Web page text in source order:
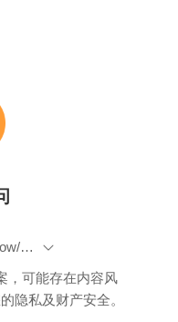
http://yixia.com/show/ufqJNk~W-cv6i57s6vzvwA__.htm
，可能存在内容风
隐私及财产安全。